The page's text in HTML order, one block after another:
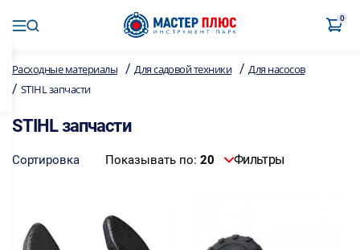
0
Расходные материалы /Для садовой техники /Для насосов
/ STIHL запчасти
STIHL запчасти
Сортировка Показывать по: 20 Фильтры